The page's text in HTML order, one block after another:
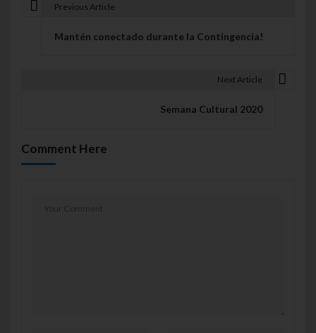
Previous Article
Mantén conectado durante la Contingencia!
Next Article
Semana Cultural 2020
Comment Here